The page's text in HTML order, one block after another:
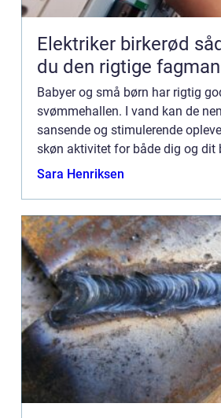
Elektriker birkerød sådan vælger
du den rigtige
Babyer og små børn har rigtig
svømmehallen. I vand kan de
sansende og stimulerende
skøn aktivitet for både dig og dit
kan læ...
Sara Henriksen